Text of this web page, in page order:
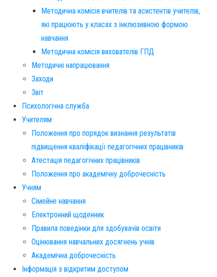
Методична комісія вчителів та асистентів учителів,
які працюють у класах з інклюзивною формою
навчання
Методична комісія вихователів ГПД
Методичні напрацювання
Заходи
Звіт
Психологічна служба
Учителям
Положення про порядок визнання результатів
підвищення кваліфікації педагогічних працівників
Атестація педагогічних працівників
Положення про академічну доброчесність
Учням
Сімейне навчання
Електронний щоденник
Правила поведінки для здобувачів освіти
Оцінювання навчальних досягнень учнів
Академічна доброчесність
Інформація з відкритим доступом